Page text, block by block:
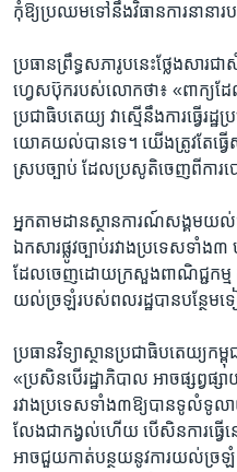
កុំ​ឱ្យ​ប្រឈម​ទៅ​នឹង​វិធាន​ការ​នានា​រ
ប្រធាន​ព្រឹទ្ធ​សភា​រូប​នេះ​ថ្លែង​សារ​
ហ្វេសប៊ុក​របស់​លោក​ថា៖ ​«ពាក្យ​ដែ
ប្រជា​ធិបតេយ្យ​ វា​ស្មើ​នឹង​ការ​ធ្វើ​រដ្
យោគ​យល់​បាន​ទេ។​ យើង​ត្រូវ​តែ​ធ្វើ​សក
ស្រប​ច្បាប់ ​ដែល​ប្រសូតិ​ចេញ​ពី​ការ​ប
អ្នក​តាម​ដាន​ស្ថាន​ការណ៍​សង្គម​យល់​ថ
ឯកសារ​ផ្លូវ​ច្បាប់​រវាង​ប្រទេស​ទាំង​
ដែល​ចេញ​ដោយ​ក្រសួង​ពាណិជ្ជ​កម្ម​ គឺ​
យល់​ច្រឡំ​របស់​ពលរដ្ឋ​បាន​បន្ថែម​ទ
ប្រធាន​វិទ្យាស្ថាន​ប្រជា​ធិបតេយ្យ​កម្
«ប្រសិន​បើ​រដ្ឋាភិបាល ​អាច​ផ្សព្វ​ផ្ស
រវាង​ប្រទេស​ទាំង​៣​ឱ្យ​បាន​ទូលំ​ទូល
លែង​ជា​កង្វល់​ហើយ បើ​សិន​ការ​ធ្វើ​
អាច​ជួយ​កាត់​បន្ថយ​នូវ​ការ​យល់​ច្រ